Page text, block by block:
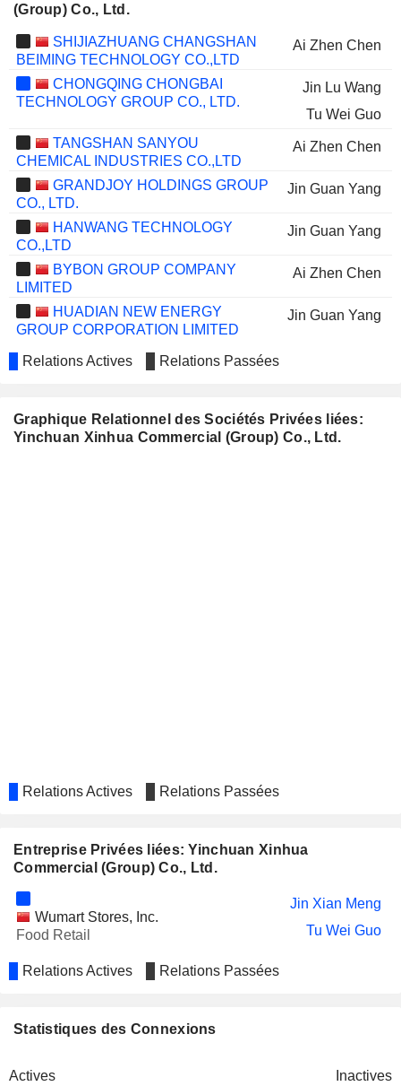
(Group) Co., Ltd.
SHIJIAZHUANG CHANGSHAN
BEIMING TECHNOLOGY CO.,LTD
Ai Zhen Chen
CHONGQING CHONGBAI
TECHNOLOGY GROUP CO., LTD.
Jin Lu Wang
Tu Wei Guo
TANGSHAN SANYOU
CHEMICAL INDUSTRIES CO.,LTD
Ai Zhen Chen
GRANDJOY HOLDINGS GROUP
CO., LTD.
Jin Guan Yang
HANWANG TECHNOLOGY
CO.,LTD
Jin Guan Yang
BYBON GROUP COMPANY
LIMITED
Ai Zhen Chen
HUADIAN NEW ENERGY
GROUP CORPORATION LIMITED
Jin Guan Yang
Relations Actives Relations Passées
Graphique Relationnel des Sociétés Privées liées:
Yinchuan Xinhua Commercial (Group) Co., Ltd.
Relations Actives Relations Passées
Entreprise Privées liées: Yinchuan Xinhua
Commercial (Group) Co., Ltd.
Wumart Stores, Inc.
Food Retail
Jin Xian Meng
Tu Wei Guo
Relations Actives Relations Passées
Statistiques des Connexions
Actives Inactives